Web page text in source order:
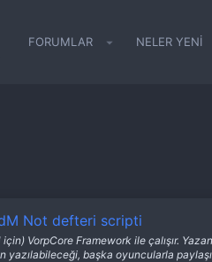
FORUMLAR NELER YENI
Not defteri scripti
VorpCore Framework ile çalışır.
yazılabileceği, başka oyuncularla